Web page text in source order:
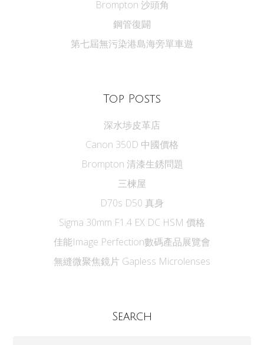
Brompton 沙頭角
鋼管復闢
第七屆無污染港島海旁單車遊
Top Posts
深水埗皮革店
Canon 350D 中國價格
Brompton 清漆生銹問題
三楝屋
D70s D50 真身
Sigma 30mm F1.4 EX DC HSM 價格
佳能Image Perfection數碼產品展覽會
無縫微聚焦鏡片 Gapless Microlenses
Search